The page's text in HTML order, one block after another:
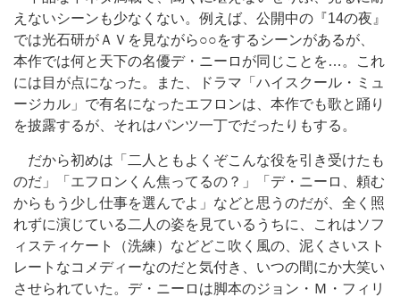
えないシーンも少なくない。例えば、公開中の『14の夜』
では光石研がＡＶを見ながら○○をするシーンがあるが、
本作では何と天下の名優デ・ニーロが同じことを…。これ
には目が点になった。また、ドラマ「ハイスクール・ミュ
ージカル」で有名になったエフロンは、本作でも歌と踊り
を披露するが、それはパンツ一丁でだったりもする。
だから初めは「二人ともよくぞこんな役を引き受けたも
のだ」「エフロンくん焦ってるの？」「デ・ニーロ、頼む
からもう少し仕事を選んでよ」などと思うのだが、全く照
れずに演じている二人の姿を見ているうちに、これはソフ
ィスティケート（洗練）などどこ吹く風の、泥くさいスト
レートなコメディーなのだと気付き、いつの間にか大笑い
させられていた。デ・ニーロは脚本のジョン・Ｍ・フィリ